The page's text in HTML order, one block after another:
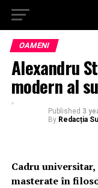
OAMENI
Alexandru
modern al
Published 3
By Redacția
Cadru
masterate în